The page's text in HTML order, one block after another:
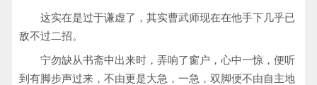
这实在是过于谦虚了，其实曹武师现在在他手下几乎已
敌不过二招。
宁勿缺从书斋中出来时，弄响了窗户，心中一惊，便听
到有脚步声过来，不由更是大急，一急，双脚便不由自主地